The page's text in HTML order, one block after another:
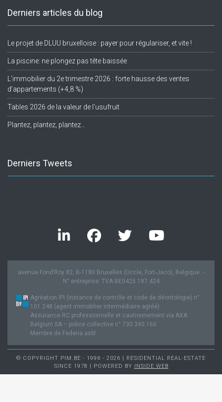
Derniers articles du blog
Le projet de DLUU bruxelloise : payer pour régulariser, et vite !
La piscine: ne plongez pas tête baissée
L’immobilier du 2e trimestre 2026 : forte hausse des ventes
d’appartements (+4,8 %)
Tables 2026 de la valeur de l’usufruit
Plantez, plantez, plantez…
Derniers Tweets
avenue Fond’Roy 82, B-1180 Bruxelles (Uccle, Fort-Jaco), Belgique. -
N° entreprise: TVA BE0425.187.424
Agréation IPI (instance de contrôle et code de déontologie) n°
101.248 (agent immobilier intermédiaire agréé).
Assurance RC professionnelle et cautionnement via AXA
Belgium SA – police collective n° 730.390.160
Membre de Federia asbl
© COPYRIGHT PIM.BE - 1996 - 2026 | RESIDENTIAL REAL-ESTATE
SINCE 1978 | POWERED BY
INSIDE WEB